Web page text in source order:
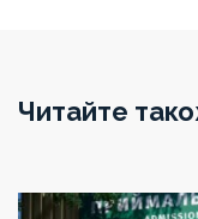
Читайте